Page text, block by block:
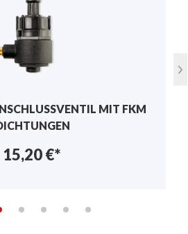
gefunden. Teilen Sie Ihre
MIT FKM
15,20 €*